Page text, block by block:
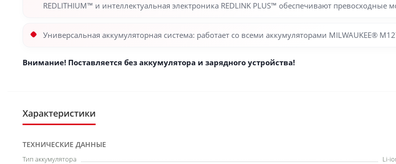
REDLITHIUM™ и интеллектуальная электроника REDLINK PLUS™ обеспечивают
Универсальная аккумуляторная система: работает со всеми аккумуляторами MILWAUKEE®
Внимание! Поставляется без аккумулятора и зарядного устройства!
Характеристики
ТЕХНИЧЕСКИЕ ДАННЫЕ
Тип аккумулятора
Li-